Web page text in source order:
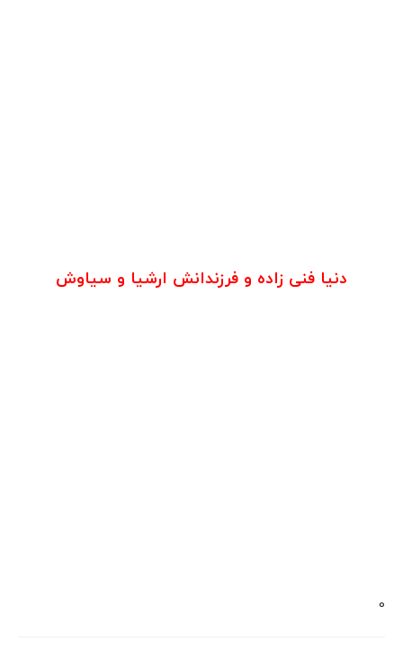
دنیا فنی زاده و فرزندانش ارشیا و سیاوش
0